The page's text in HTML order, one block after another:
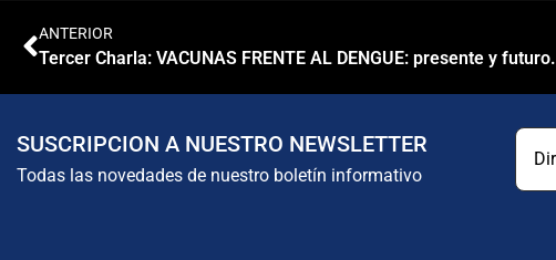
ANTERIOR
Tercer Charla: VACUNAS FRENTE AL DENGUE: presente y futuro.
SUSCRIPCION A NUESTRO NEWSLETTER
Todas las novedades de nuestro boletín informativo